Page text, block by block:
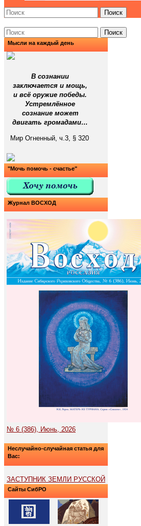
Поиск
Поиск
Мысли на каждый день
В сознании
заключается и мощь,
и всё оружие победы.
Устремлённое
сознание может
двигать громадами…
Мир Огненный, ч.3, § 320
"Мочь помочь - счастье"
Журнал ВОСХОД
№ 6 (386), Июнь, 2026
Неслучайно-случайная статья для
Вас:
ЗАСТУПНИК ЗЕМЛИ РУССКОЙ
Сайты СибРО